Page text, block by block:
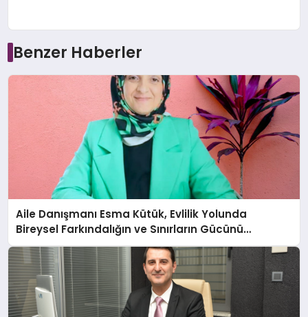
Benzer Haberler
Aile Danışmanı Esma Kütük, Evlilik Yolunda
Bireysel Farkındalığın ve Sınırların Gücünü
Anlatıyor